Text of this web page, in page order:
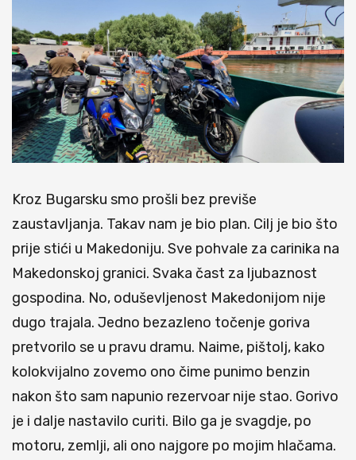
Kroz Bugarsku smo prošli bez previše
zaustavljanja. Takav nam je bio plan. Cilj je bio što
prije stići u Makedoniju. Sve pohvale za carinika na
Makedonskoj granici. Svaka čast za ljubaznost
gospodina. No, oduševljenost Makedonijom nije
dugo trajala. Jedno bezazleno točenje goriva
pretvorilo se u pravu dramu. Naime, pištolj, kako
kolokvijalno zovemo ono čime punimo benzin
nakon što sam napunio rezervoar nije stao. Gorivo
je i dalje nastavilo curiti. Bilo ga je svagdje, po
motoru, zemlji, ali ono najgore po mojim hlačama.